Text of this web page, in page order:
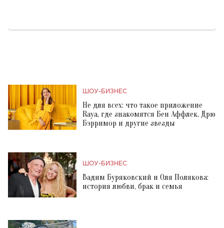
ШОУ-БИЗНЕС
Не для всех: что такое приложение
Raya, где знакомятся Бен Аффлек, Дрю
Бэрримор и другие звезды
ШОУ-БИЗНЕС
Вадим Буряковский и Оля Полякова:
история любви, брак и семья